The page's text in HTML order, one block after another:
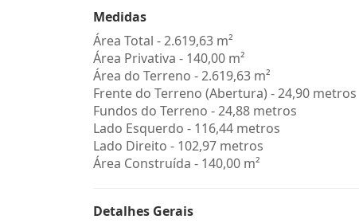
Medidas
Área Total - 2.619,63 m²
Área Privativa - 140,00 m²
Área do Terreno - 2.619,63 m²
Frente do Terreno (Abertura) - 24,90 metros
Fundos do Terreno - 24,88 metros
Lado Esquerdo - 116,44 metros
Lado Direito - 102,97 metros
Área Construída - 140,00 m²
Detalhes Gerais